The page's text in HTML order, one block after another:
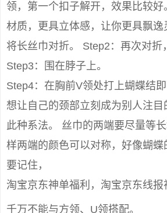
领，第一个扣子解开，效果比较好
材质，更具立体感，让你更具飘逸
将长丝巾对折。 Step2：再次对折
Step3：围在脖子上。
Step4：在胸前V领处打上蝴蝶结
想让自己的颈部立刻成为别人注目
此种系法。 丝巾的两端要尽量等
样两端的颜色可以对称，好像蝴
要记住，
淘宝京东神单福利，淘宝京东线报
千万不能与方领、U领搭配。